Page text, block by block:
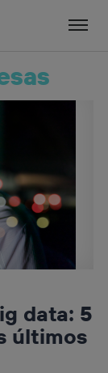
data: 5
últimos